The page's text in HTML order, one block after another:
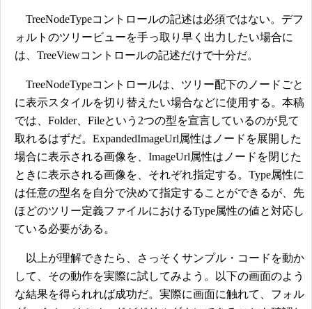
TreeNodeTypeコントロールの記述は必須ではない。デフ
ォルトのツリービューを手っ取り早く出力したい場合に
は、TreeViewコントロールの記述だけで十分だ。
TreeNodeTypeコントロールは、ツリー配下のノードごと
に表示スタイルを切り替えたい場合などに使用する。本稿
では、Folder、Fileという2つの型を宣言しているのが見て
取れるはずだ。ExpandedImageUrl属性はノードを展開した
場合に表示される画像を、ImageUrl属性はノードを閉じた
ときに表示される画像を、それぞれ指定する。Type属性に
は任意の型名を自分で決めて指定することができるが、先
ほどのツリー定義ファイルにおけるType属性の値と対応し
ている必要がある。
以上が理解できたら、さっそくサンプル・コードを動か
して、その動作を実際に試してみよう。以下の画面のよう
な結果を得られれば成功だ。実際に画面に触れて、フォル